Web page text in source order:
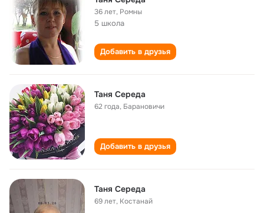
36 лет, Ромны
5 школа
Добавить в друзья
Таня Середа
62 года, Барановичи
Добавить в друзья
Таня Середа
69 лет, Костанай